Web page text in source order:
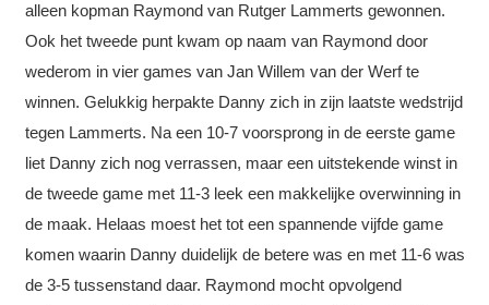
alleen kopman Raymond van Rutger Lammerts gewonnen.
Ook het tweede punt kwam op naam van Raymond door
wederom in vier games van Jan Willem van der Werf te
winnen. Gelukkig herpakte Danny zich in zijn laatste wedstrijd
tegen Lammerts. Na een 10-7 voorsprong in de eerste game
liet Danny zich nog verrassen, maar een uitstekende winst in
de tweede game met 11-3 leek een makkelijke overwinning in
de maak. Helaas moest het tot een spannende vijfde game
komen waarin Danny duidelijk de betere was en met 11-6 was
de 3-5 tussenstand daar. Raymond mocht opvolgend